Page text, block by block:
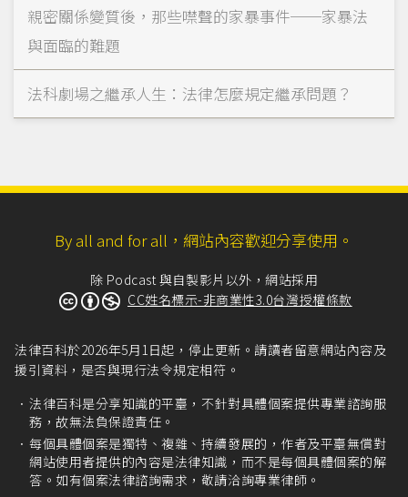
親密關係變質後，那些噤聲的家暴事件──家暴法
與面臨的難題
法科劇場之繼承人生：法律怎麼規定繼承問題？
By all and for all，網站內容歡迎分享使用。
除 Podcast 與自製影片以外，網站採用
CC姓名標示-非商業性3.0台灣授權條款
法律百科於2026年5月1日起，停止更新。請讀者留意網站內容及
援引資料，是否與現行法令規定相符。
法律百科是分享知識的平臺，不針對具體個案提供專業諮詢服
務，故無法負保證責任。
每個具體個案是獨特、複雜、持續發展的，作者及平臺無償對
網站使用者提供的內容是法律知識，而不是每個具體個案的解
答。如有個案法律諮詢需求，敬請洽詢專業律師。